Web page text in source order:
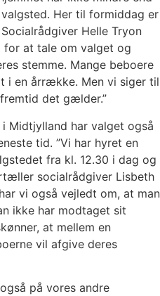
Her til formiddag er
Helle Tryon
at tale om valget og
stemme. Mange beboere
i en årrække. Men vi siger til
det gælder.”
Midtjylland har valget også
tid. ”Vi har hyret en
fra kl. 12.30 i dag og
socialrådgiver Lisbeth
vi også vejledt om, at man
ikke har modtaget sit
at mellem en
vil afgive deres
på vores andre